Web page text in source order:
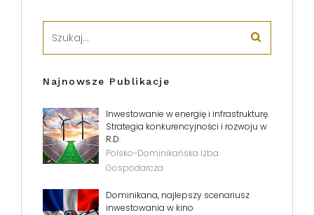
Najnowsze Publikacje
Inwestowanie w energię i infrastrukturę.
Strategia konkurencyjności i rozwoju w
R.D.
Polsko-Dominikańska Izba
Gospodarcza
Dominikana, najlepszy scenariusz
inwestowania w kino